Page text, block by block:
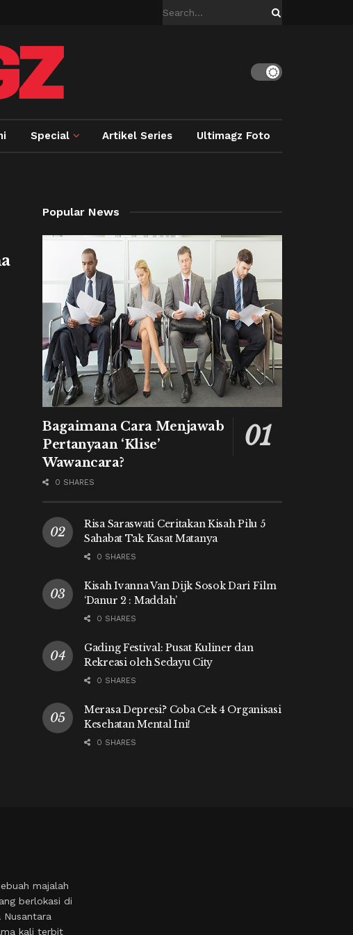
Special Artikel Series Ultimagz Foto
Popular News
Bagaimana Cara Menjawab
Pertanyaan ‘Klise’
Wawancara?
0 SHARES
Risa Saraswati Ceritakan Kisah Pilu 5
Sahabat Tak Kasat Matanya
0 SHARES
Kisah Ivanna Van Dijk Sosok Dari Film
‘Danur 2 : Maddah’
0 SHARES
Gading Festival: Pusat Kuliner dan
Rekreasi oleh Sedayu City
0 SHARES
Merasa Depresi? Coba Cek 4 Organisasi
Kesehatan Mental Ini!
0 SHARES
majalah
berlokasi di
Nusantara
kali terbit